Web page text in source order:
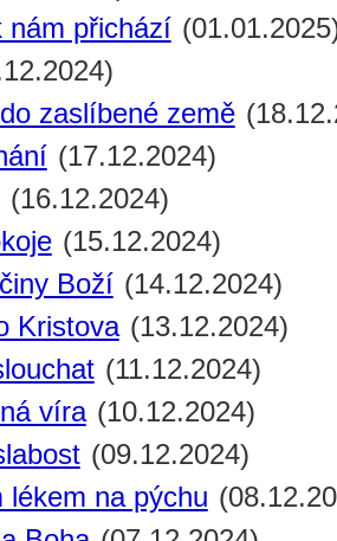
nám přichází
zaslíbené země
(17.12.2024)
(16.12.2024)
(15.12.2024)
Boží (14.12.2024)
Kristova (13.12.2024)
(11.12.2024)
víra (10.12.2024)
(09.12.2024)
lékem na pýchu